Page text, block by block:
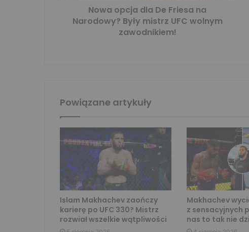
Nowa opcja dla De Friesa na
Narodowy? Były mistrz UFC wolnym
zawodnikiem!
Powiązane artykuły
Islam Makhachev zaończy
karierę po UFC 330? Mistrz
rozwiał wszelkie wątpliwości
Makhachev
z sensacyjnych
nas to tak nie